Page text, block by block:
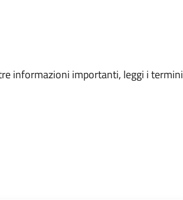
informazioni importanti, leggi i termini